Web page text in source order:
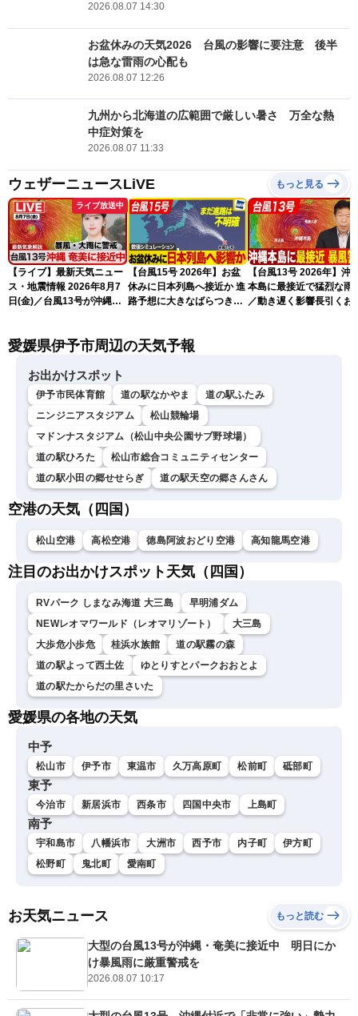
2026.08.07 14:30
お盆休みの天気2026 台風の影響に要注意 後半
は急な雷雨の心配も
2026.08.07 12:26
九州から北海道の広範囲で厳しい暑さ 万全な熱
中症対策を
2026.08.07 11:33
ウェザーニュースLiVE もっと見る
ライブ放送中
【ライブ】最新天気ニュー
ス・地震情報 2026年8月7
日(金)／台風13号が沖縄・
ュースLiVEアフタヌーン・
【台風15号 2026年】お盆
休みに日本列島へ接近か 進
路予想に大きなばらつき
【台風13号 2026年】沖
本島に最接近で猛烈な雨
／動き遅く影響長引くお
愛媛県伊予市周辺の天気予報
お出かけスポット
伊予市民体育館 道の駅なかやま
道の駅ふたみ
ニンジニアスタジアム
松山競輪場
マドンナスタジアム（松山中央公園サブ野球場）
道の駅ひろた
松山市総合コミュニティセンター
道の駅小田の郷せせらぎ
道の駅天空の郷さんさん
空港の天気（四国）
松山空港 高松空港 徳島阿波おどり空港 高知龍馬空港
注目のお出かけスポット天気（四国）
RVパーク しまなみ海道 大三島
早明浦ダム
NEWレオマワールド（レオマリゾート）
大三島
大歩危小歩危
桂浜水族館
道の駅霧の森
道の駅よって西土佐
ゆとりすとパークおおとよ
道の駅たからだの里さいた
愛媛県の各地の天気
中予
松山市 伊予市 東温市 久万高原町 松前町 砥部町
東予
今治市 新居浜市 西条市 四国中央市 上島町
南予
宇和島市 八幡浜市 大洲市 西予市 内子町
伊方町
松野町
鬼北町 愛南町
お天気ニュース もっと読む
大型の台風13号が沖縄・奄美に接近中 明日にか
け暴風雨に厳重警戒を
2026.08.07 10:17